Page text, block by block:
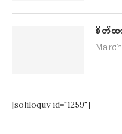
စိတ်
[soliloquy id="1259"]